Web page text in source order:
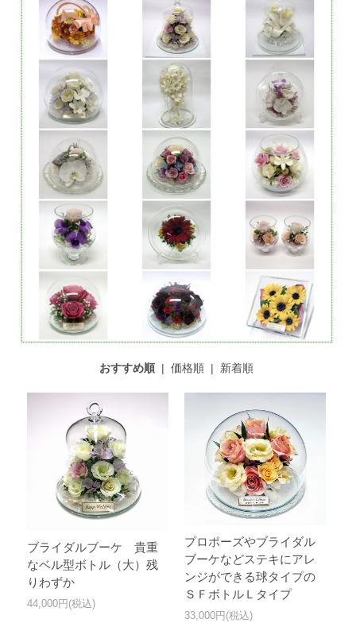
おすすめ順| 価格順| 新着順
ブライダルブーケ 貴重
なベル型ボトル（大）残
りわずか
44,000円(税込)
プロポーズやブライダル
ブーケなどステキにアレ
ンジができる球タイプの
ＳＦボトルＬタイプ
33,000円(税込)